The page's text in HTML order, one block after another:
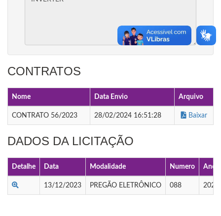
CONTRATOS
Nome Data Envio Arquivo
CONTRATO 56/2023 28/02/2024 16:51:28 Baixar
DADOS DA LICITAÇÃO
Detalhe Data Modalidade Numero Ano
13/12/2023 PREGÃO ELETRÔNICO 088 2023